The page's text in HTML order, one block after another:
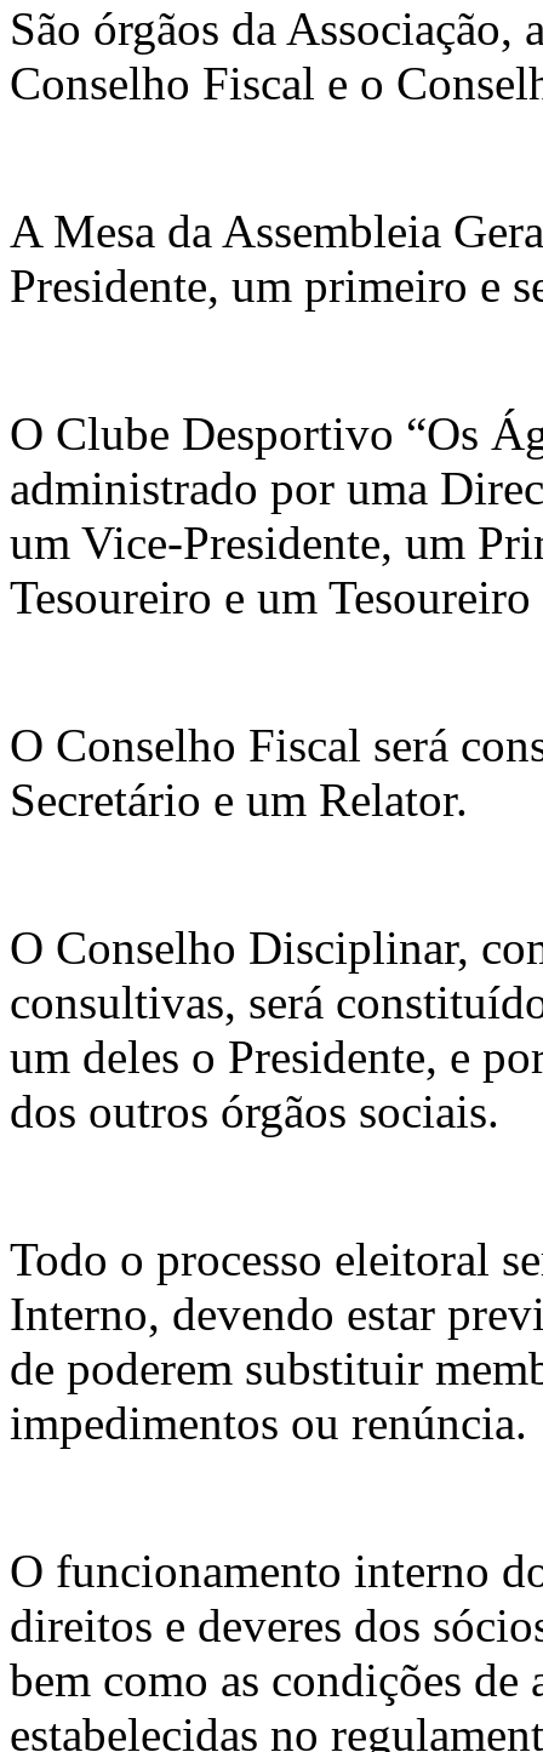
São órgãos da Associação,
Conselho Fiscal e o
A Mesa da Assembleia
Presidente, um primeiro e
O Clube Desportivo “Os
administrado por uma
um Vice-Presidente, um
Tesoureiro e um
O Conselho Fiscal será
Secretário e um Relator.
O Conselho Disciplinar,
consultivas, será
um deles o Presidente, e
dos outros órgãos sociais.
Todo o processo eleitoral
Interno, devendo estar
de poderem substituir
impedimentos ou renúncia.
O funcionamento interno
direitos e deveres dos
bem como as condições de
estabelecidas no